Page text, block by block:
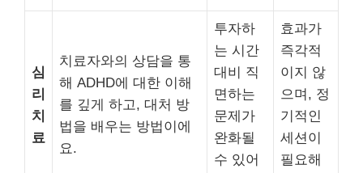
심
리
치
료
치료자와의 상담을 통
해 ADHD에 대한 이해
를 깊게 하고, 대처 방
법을 배우는 방법이에
요.
투자하
는 시간
대비 직
면하는
문제가
완화될
수 있어
효과가
즉각적
이지 않
으며, 정
기적인
세션이
필요해